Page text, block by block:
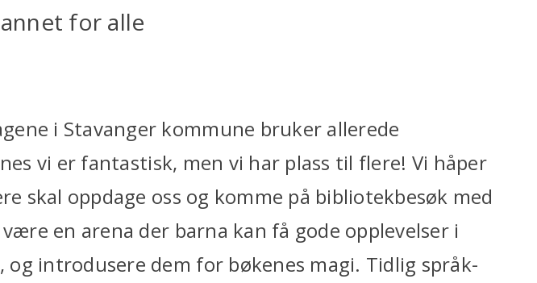
for alle
i Stavanger kommune bruker allerede
vi er fantastisk, men vi har plass til flere! Vi håper
skal oppdage oss og komme på bibliotekbesøk med
en arena der barna kan få gode opplevelser i
og introdusere dem for bøkenes magi. Tidlig språk-